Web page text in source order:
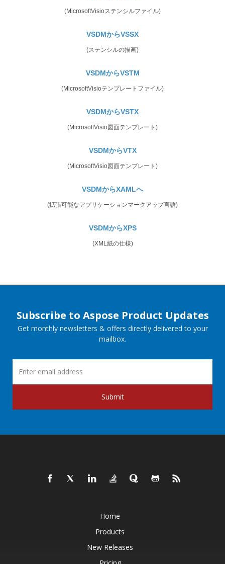
(MicrosoftVisioステンシルファイル)
VSDMからVSSX
(ステンシルの描画)
VSDMからVSTM
(MicrosoftVisioテンプレートファイル)
VSDMからVSTX
(MicrosoftVisio図面テンプレート)
VSDMからVTX
(MicrosoftVisio図面テンプレート)
VSDMからXAMLへ
(拡張可能なアプリケーションマークアップ言語)
VSDMからXPS
(XML紙の仕様)
Subscribe to Aspose Product Updates
Get monthly newsletters & offers directly delivered to your
mailbox.
Submit
Home
Products
New Releases